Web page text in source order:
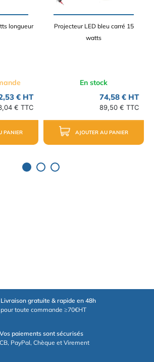
longueur
€ HT
€ TTC
PANIER
Projecteur LED bleu carré 15
watts
En stock
74,58 € HT
89,50 € TTC
AJOUTER AU PANIER
Livraison gratuite & rapide en 48h
pour toute commande ≥70€HT
Vos paiements sont sécurisés
CB, PayPal, Chèque et Virement